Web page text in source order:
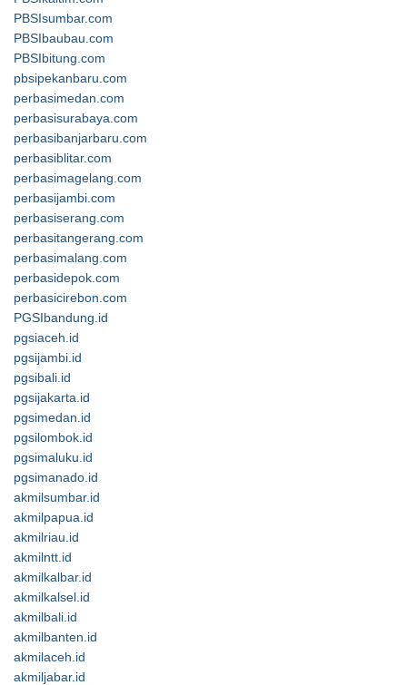
PBSIsumbar.com
PBSIbaubau.com
PBSIbitung.com
pbsipekanbaru.com
perbasimedan.com
perbasisurabaya.com
perbasibanjarbaru.com
perbasiblitar.com
perbasimagelang.com
perbasijambi.com
perbasiserang.com
perbasitangerang.com
perbasimalang.com
perbasidepok.com
perbasicirebon.com
PGSIbandung.id
pgsiaceh.id
pgsijambi.id
pgsibali.id
pgsijakarta.id
pgsimedan.id
pgsilombok.id
pgsimaluku.id
pgsimanado.id
akmilsumbar.id
akmilpapua.id
akmilriau.id
akmilntt.id
akmilkalbar.id
akmilkalsel.id
akmilbali.id
akmilbanten.id
akmilaceh.id
akmiljabar.id